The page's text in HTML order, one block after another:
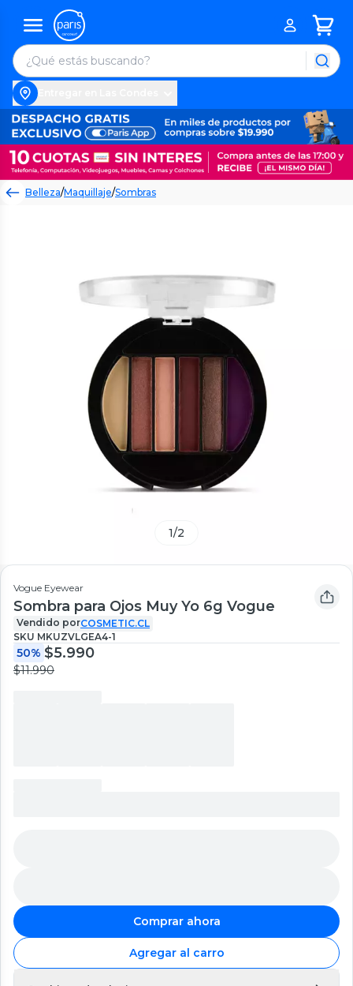
Belleza/Maquillaje/Sombras
1/2
Vogue Eyewear
Sombra para Ojos Muy Yo 6g Vogue
Vendido porCOSMETIC.CL
SKU MKUZVLGEA4-1
50% $5.990
$11.990
Comprar ahora
Agregar al carro